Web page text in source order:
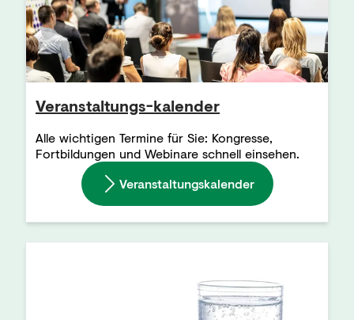
Veranstaltungs-kalender
Alle wichtigen Termine für Sie: Kongresse,
Fortbildungen und Webinare schnell einsehen.
Veranstaltungskalender